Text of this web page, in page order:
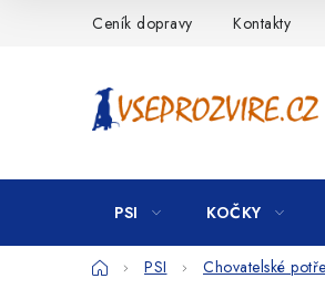
Ceník dopravy Kontakty
PSI KOČKY
DomůPSI Chovatelské